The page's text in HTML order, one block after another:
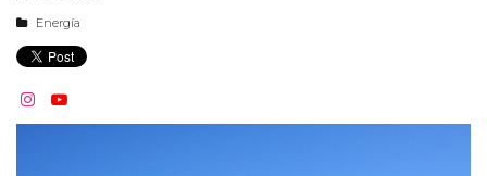
Energía
 